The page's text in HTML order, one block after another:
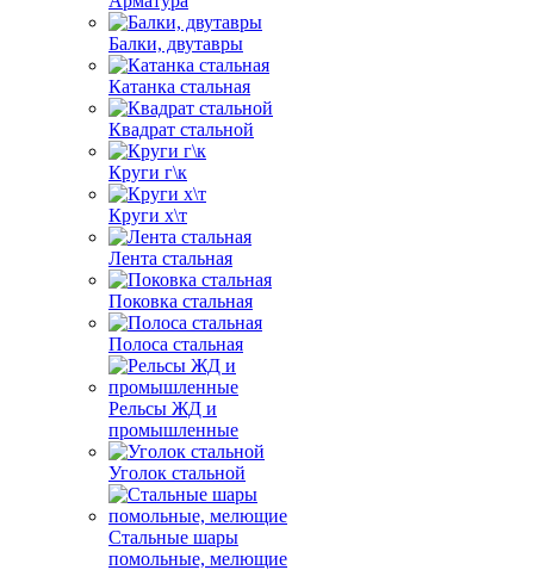
Балки, двутавры
Катанка стальная
Квадрат стальной
Круги г\к
Круги х\т
Лента стальная
Поковка стальная
Полоса стальная
Рельсы ЖД и
промышленные
Уголок стальной
Стальные шары
помольные, мелющие